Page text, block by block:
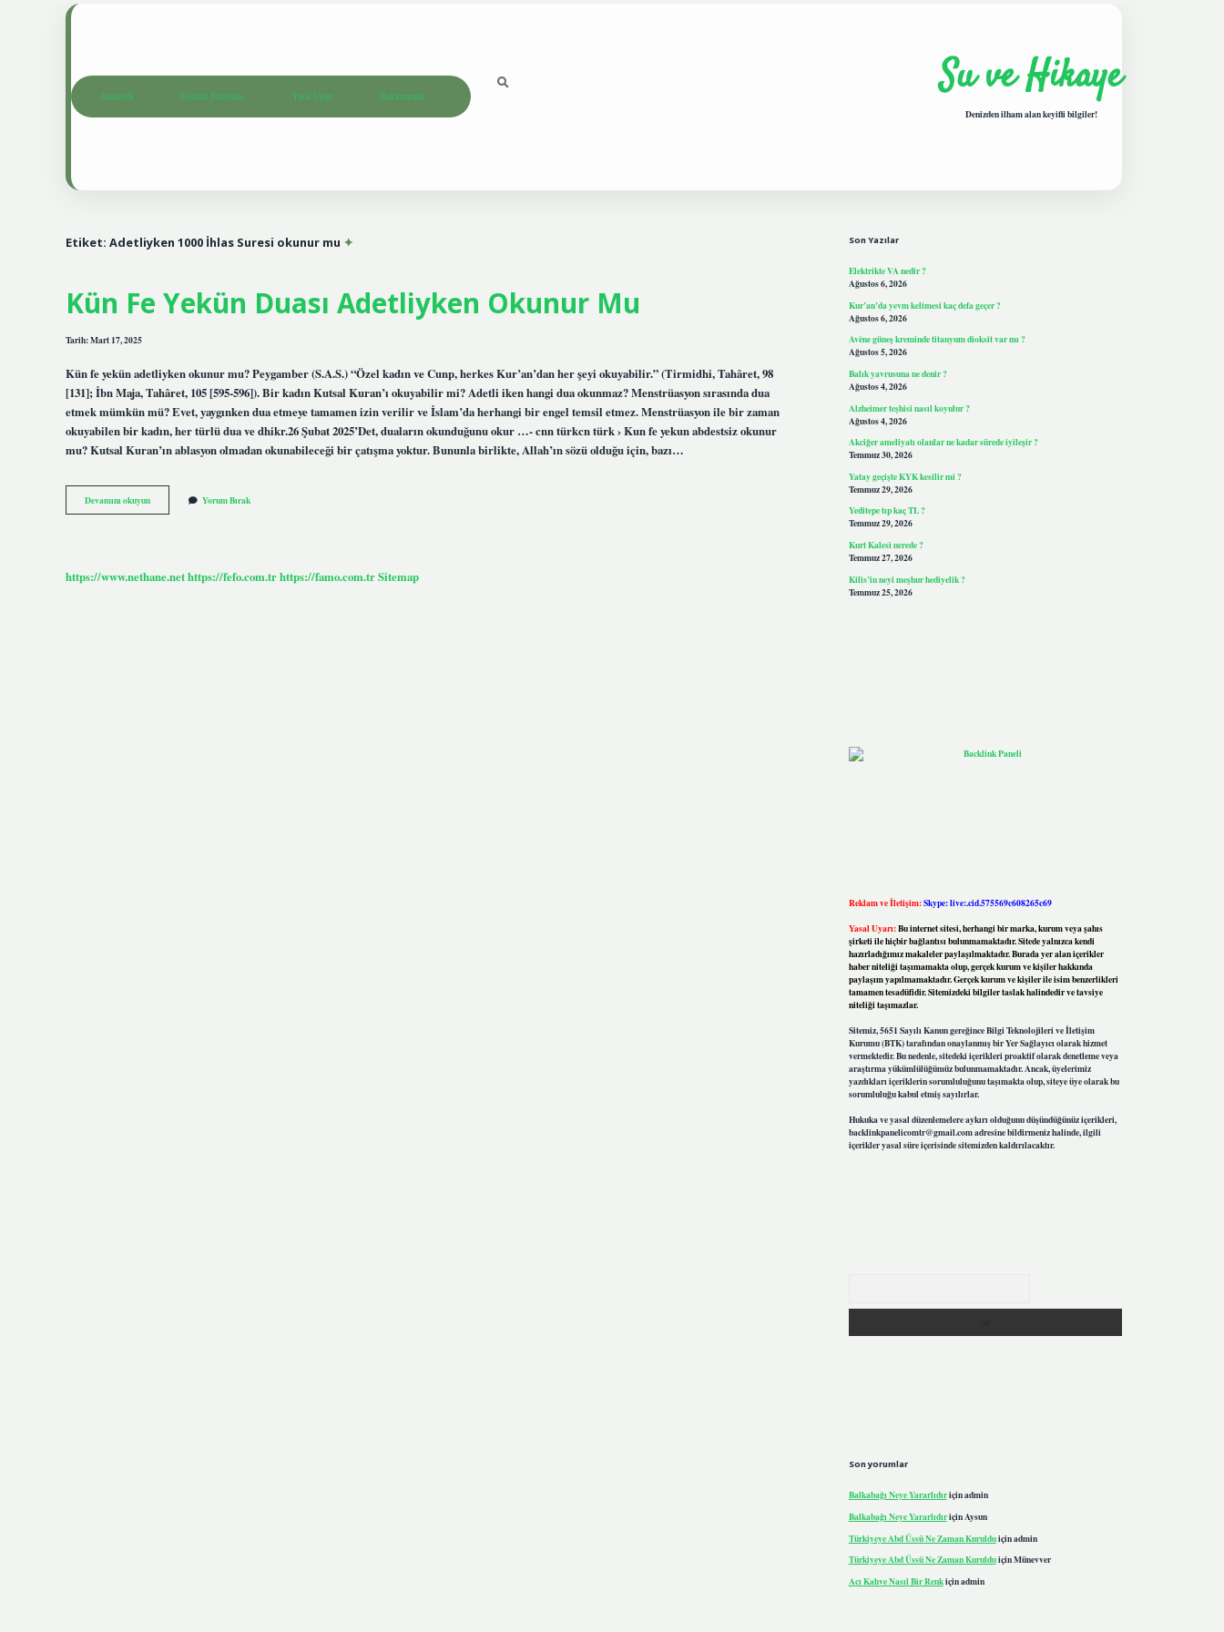
Anasayfa Gizlilik Politikası Yasal Uyarı Hakkımızda Su ve Hikaye
Denizden ilham alan keyifli bilgiler!
Etiket: Adetliyken 1000 İhlas Suresi okunur mu
Kün Fe Yekün Duası Adetliyken Okunur Mu
Tarih: Mart 17, 2025
Kün fe yekün adetliyken okunur mu? Peygamber (S.A.S.) “Özel kadın ve Cunp, herkes Kur’an’dan her şeyi okuyabilir.” (Tirmidhi, Tahâret, 98
[131]; İbn Maja, Tahâret, 105 [595-596]). Bir kadın Kutsal Kuran’ı okuyabilir mi? Adetli iken hangi dua okunmaz? Menstrüasyon sırasında dua
etmek mümkün mü? Evet, yaygınken dua etmeye tamamen izin verilir ve İslam’da herhangi bir engel temsil etmez. Menstrüasyon ile bir zaman
okuyabilen bir kadın, her türlü dua ve dhikr.26 Şubat 2025’Det, duaların okunduğunu okur …- cnn türkcn türk › Kun fe yekun abdestsiz okunur
mu? Kutsal Kuran’ın ablasyon olmadan okunabileceği bir çatışma yoktur. Bununla birlikte, Allah’ın sözü olduğu için, bazı…
Devamını okuyunKün
Fe
Mu
Yorum Bırak
https://www.nethane.nethttps://fefo.com.trhttps://famo.com.trSitemap
Son Yazılar
Elektrikte VA nedir ?
Ağustos 6, 2026
Kur’an’da yevm kelimesi kaç defa geçer ?
Ağustos 6, 2026
Avène güneş kreminde titanyum dioksit var mı ?
Ağustos 5, 2026
Balık yavrusuna ne denir ?
Ağustos 4, 2026
Alzheimer teşhisi nasıl koyulur ?
Ağustos 4, 2026
Akciğer ameliyatı olanlar ne kadar sürede iyileşir ?
Temmuz 30, 2026
Yatay geçişte KYK kesilir mi ?
Temmuz 29, 2026
Yeditepe tıp kaç TL ?
Temmuz 29, 2026
Kurt Kalesi nerede ?
Temmuz 27, 2026
Kilis’in neyi meşhur hediyelik ?
Temmuz 25, 2026
Reklam ve İletişim:Skype: live:.cid.575569c608265c69
Yasal Uyarı:Bu internet sitesi, herhangi bir marka, kurum veya şahıs
şirketi ile hiçbir bağlantısı bulunmamaktadır. Sitede yalnızca kendi
hazırladığımız makaleler paylaşılmaktadır. Burada yer alan içerikler
haber niteliği taşımamakta olup, gerçek kurum ve kişiler hakkında
paylaşım yapılmamaktadır. Gerçek kurum ve kişiler ile isim benzerlikleri
tamamen tesadüfidir. Sitemizdeki bilgiler taslak halindedir ve tavsiye
niteliği taşımazlar.
Sitemiz, 5651 Sayılı Kanun gereğince Bilgi Teknolojileri ve İletişim
Kurumu (BTK) tarafından onaylanmış bir Yer Sağlayıcı olarak hizmet
vermektedir. Bu nedenle, sitedeki içerikleri proaktif olarak denetleme veya
araştırma yükümlülüğümüz bulunmamaktadır. Ancak, üyelerimiz
yazdıkları içeriklerin sorumluluğunu taşımakta olup, siteye üye olarak bu
sorumluluğu kabul etmiş sayılırlar.
Hukuka ve yasal düzenlemelere aykırı olduğunu düşündüğünüz içerikleri,
backlinkpanelicomtr@gmail.comadresine bildirmeniz halinde, ilgili
içerikler yasal süre içerisinde sitemizden kaldırılacaktır.
Son yorumlar
Balkabağı Neye Yararlıdıriçinadmin
Balkabağı Neye YararlıdıriçinAysun
Türkiyeye Abd Üssü Ne Zaman Kurulduiçinadmin
Türkiyeye Abd Üssü Ne Zaman KurulduiçinMünevver
Acı Kahve Nasıl Bir Renkiçinadmin